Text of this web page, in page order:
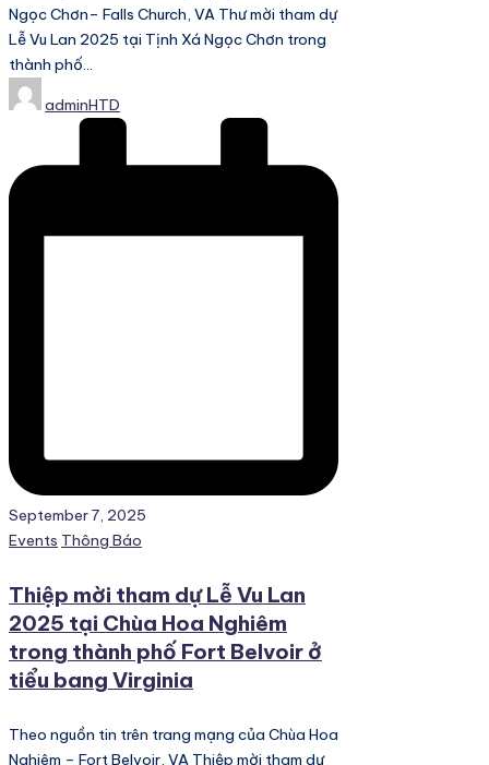
Ngọc Chơn– Falls Church, VA Thư mời tham dự
Lễ Vu Lan 2025 tại Tịnh Xá Ngọc Chơn trong
thành phố…
Posted
by
adminHTD
September 7, 2025
Posted
Events Thông Báo
Thiệp mời tham dự Lễ Vu Lan
2025 tại Chùa Hoa Nghiêm
trong thành phố Fort Belvoir ở
tiểu bang Virginia
Theo nguồn tin trên trang mạng của Chùa Hoa
Nghiêm – Fort Belvoir, VA Thiệp mời tham dự